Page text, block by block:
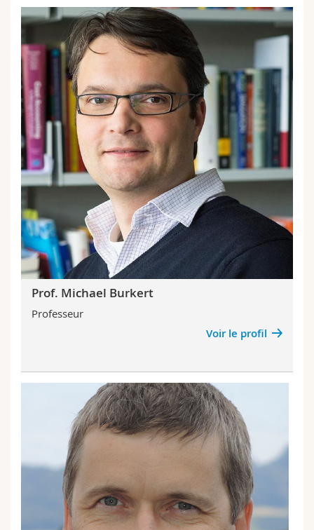
Prof. Michael Burkert
Professeur
Voir le profil